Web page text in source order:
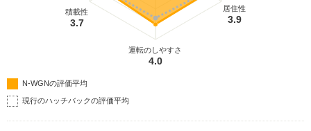
居住性
3.9
運転のしやすさ
4.0
積載性
3.7
N-WGNの評価平均
現行のハッチバックの評価平均